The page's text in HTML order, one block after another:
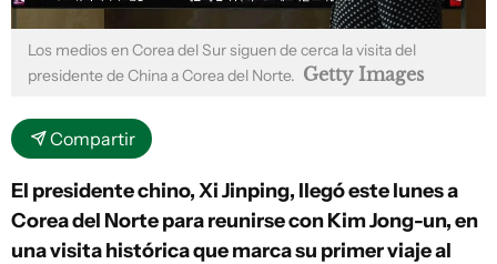
Los medios en Corea del Sur siguen de cerca la visita del
presidente de China a Corea del Norte. Getty Images
Compartir
El presidente chino, Xi Jinping, llegó este lunes a
Corea del Norte para reunirse con Kim Jong-un, en
una visita histórica que marca su primer viaje al